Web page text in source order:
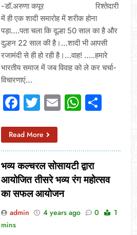
-डॉ.अरुणा कपूर रिश्तेदारी
में ही एक शादी समारोह में शरीक होना
पड़ा….पता चला कि दूल्हा 50 साल का है और
दुल्हन 22 साल की है।…शादी भी आपसी
रजामंदी से ही हो रही है।…वाह! …..हमारे
भारतीय समाज में जब विवाह को ले कर चर्चा-
विचारणाएं…
Facebook
Twitter
Email
Read More
भव्य कल्चरल सोसायटी द्वारा
आयोजित तीसरे भव्य रंग महोत्सव
का सफल आयोजन
admin 4 years ago 0
1
mins